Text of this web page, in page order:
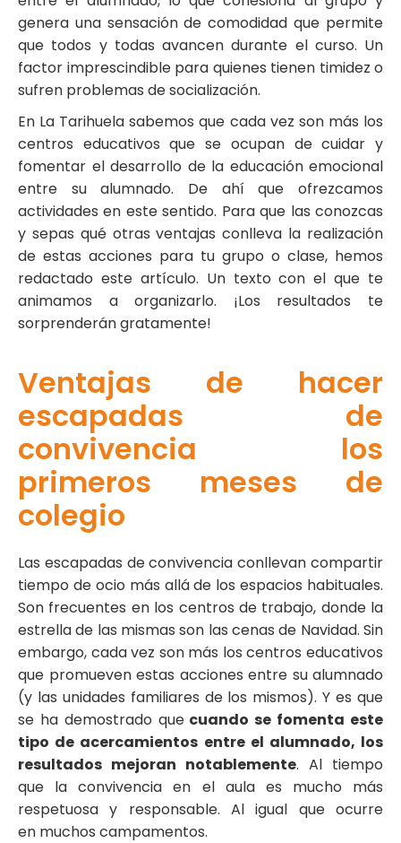
genera una sensación de comodidad que permite
que todos y todas avancen durante el curso. Un
factor imprescindible para quienes tienen timidez o
sufren problemas desocialización.
En La Tarihuela sabemos que cada vez son más los
centros educativos que se ocupan de cuidar y
fomentar el desarrollo de la educación emocional
entre su alumnado. De ahí que ofrezcamos
actividades en este sentido. Para que las conozcas
y sepas qué otras ventajas conlleva la realización
de estas acciones para tu grupo o clase, hemos
redactado este artículo. Un texto con el que te
animamos a organizarlo. ¡Los resultados te
sorprenderán gratamente!
Ventajas de hacer
escapadas de
convivencia los
primeros meses de
colegio
Las escapadas de convivencia conllevan compartir
tiempo de ocio más allá de los espacios habituales.
Son frecuentes en los centros de trabajo, donde la
estrella de las mismas son las cenas de Navidad. Sin
embargo, cada vez son más los centros educativos
que promueven estas acciones entre su alumnado
(y las unidades familiares de los mismos). Y es que
se ha demostrado quecuando se fomenta este
tipo de acercamientos entre el alumnado, los
resultados mejoran notablemente. Al tiempo
que la convivencia en el aula es mucho más
respetuosa y responsable. Al igual que ocurre
en muchos campamentos.